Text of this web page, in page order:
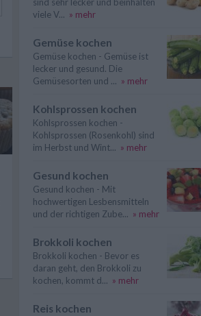
viele V... » mehr
Gemüse kochen
Gemüse kochen - Gemüse ist
lecker und gesund. Die
Gemüsesorten und ... » mehr
Kohlsprossen kochen
Kohlsprossen kochen -
Kohlsprossen (Rosenkohl) sind
im Herbst und Wint... » mehr
Gesund kochen
Gesund kochen - Mit
hochwertigen Lesbensmitteln
und der richtigen Zube... » mehr
Brokkoli kochen
Brokkoli kochen - Bevor es
daran geht, den Brokkoli zu
kochen, kommt d... » mehr
Reis kochen